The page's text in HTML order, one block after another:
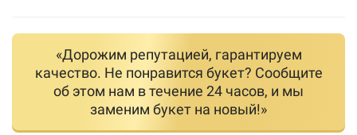
«Дорожим репутацией, гарантируем
качество. Не понравится букет? Сообщите
об этом нам в течение 24 часов, и мы
заменим букет на новый!»